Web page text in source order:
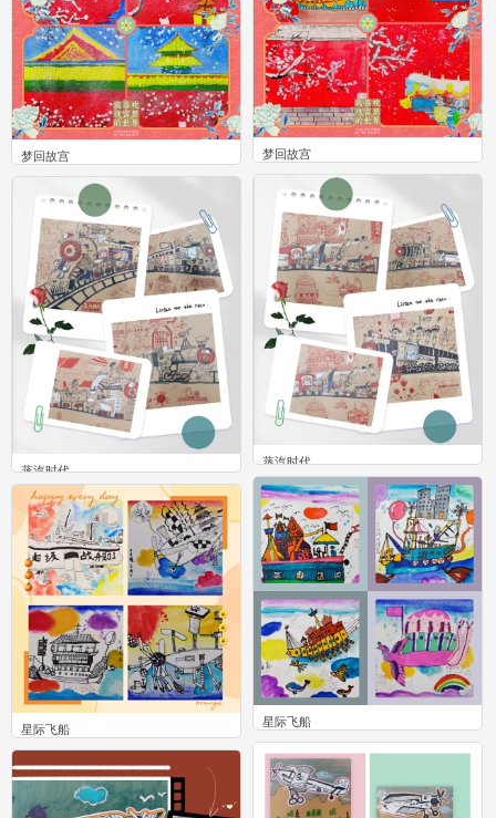
梦回故宫
2
梦回故宫
0
星际飞船
0
星际飞船
0
蒸汽时代
0
蒸汽时代
0